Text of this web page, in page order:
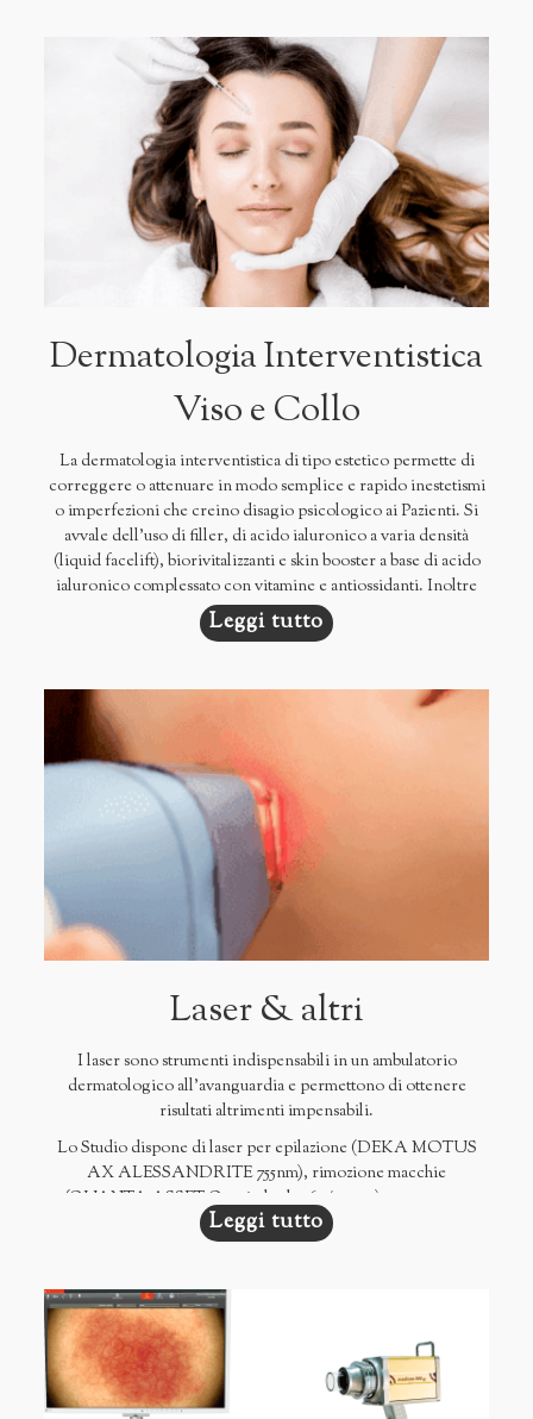
Dermatologia Interventistica
Viso e Collo
La dermatologia interventistica di tipo estetico permette di
correggere o attenuare in modo semplice e rapido inestetismi
o imperfezioni che creino disagio psicologico ai Pazienti. Si
avvale dell'uso di filler, di acido ialuronico a varia densità
(liquid facelift), biorivitalizzanti e skin booster a base di acido
ialuronico complessato con vitamine e antiossidanti. Inoltre
botulino nell'uso tradizionale o nell'innovativo micro e
mesobotulino, peelings di tipo esfoliante, schiarente e
trazione, fotoringiovanimento mediante terapia fotodinamica
Leggi tutto
Laser & altri
I laser sono strumenti indispensabili in un ambulatorio
dermatologico all'avanguardia e permettono di ottenere
risultati altrimenti impensabili.
Lo Studio dispone di laser per epilazione (DEKA MOTUS
AX ALESSANDRITE 755nm), rimozione macchie
(QUANTA ASSET Q-switched 1064/532nm), trattamento
capillari viso ed angiomi (LASERING VELURE S9 940nm),
eliminazione nevi e verruche (DEKA SMARTXIDE2 CO2),
CARBOSSITERAPIA) e ringiovanimento cutaneo (HIFU -
ULTRAFORMER 3), trattamento adiposità localizzate
(CRIOLIPOLISI COCOON COOLTECH).
Leggi tutto